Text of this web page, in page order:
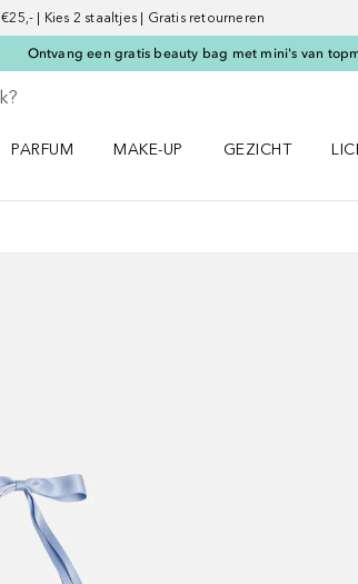
| Kies 2 staaltjes | Gratis retourneren
Ontvang een gratis beauty bag met mini's van
PARFUM
MAKE-UP
GEZICHT